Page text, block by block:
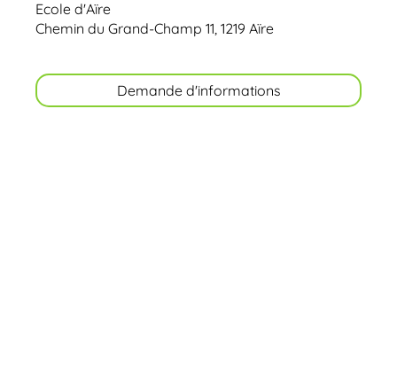
Ecole d'Aïre
Chemin du Grand-Champ 11, 1219 Aïre
Demande d'informations